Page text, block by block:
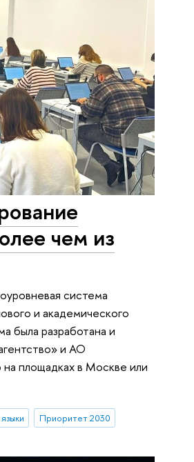
чем из
система
и академического
была разработана и
и АО
площадках в Москве или
Приоритет 2030